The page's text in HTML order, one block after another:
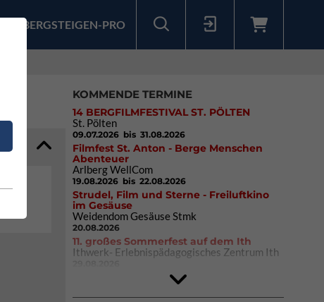
BERGSTEIGEN-PRO
KOMMENDE TERMINE
14 BERGFILMFESTIVAL ST. PÖLTEN
St. Pölten
09.07.2026 bis 31.08.2026
Filmfest St. Anton - Berge Menschen
Abenteuer
Arlberg WellCom
19.08.2026 bis 22.08.2026
Strudel, Film und Sterne - Freiluftkino
im Gesäuse
Weidendom Gesäuse Stmk
20.08.2026
11. großes Sommerfest auf dem Ith
Ithwerk- Erlebnispädagogisches Zentrum Ith
02.10.2026bis 04.10.2026